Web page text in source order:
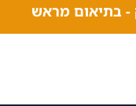
- בתיאום מראש